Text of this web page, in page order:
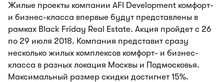
Жилые проекты компании AFI Development комфорт-
и бизнес-класса впервые будут представлены в
рамках Black Friday Real Estate. Акция пройдет с 26
по 29 июля 2018. Компания представит сразу
несколько жилых комплексов комфорт- и бизнес-
класса в разных локация Москвы и Подмосковья.
Максимальный размер скидки достигнет 15%.